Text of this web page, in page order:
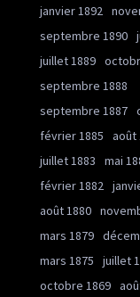
janvier 1892
septembre 1890
juillet 1889
septembre 1888
septembre 1887
février 1885
août
juillet 1883
mai
février 1882
août 1880
mars 1879
mars 1875
juillet
octobre 1869